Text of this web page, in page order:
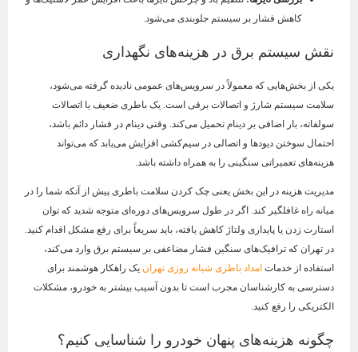
کاهش فشار بر سیستم جلوبندی می‌شود.
نقش سیستم برق در هزینه‌های نگهداری
یکی از بخش‌هایی که معمولاً در سرویس‌های عمومی نادیده گرفته می‌شود،
سلامت سیستم شارژ و اتصالات برقی است. یک باطری ضعیف یا اتصالات
سولفاته، بار اضافی بر دینام تحمیل می‌کند. وقتی دینام در فشار دائم باشد،
احتمال سوختن دیودها و اتصالی در سیم‌کشی افزایش می‌یابد که می‌تواند
هزینه‌های تعمیراتی سنگینی را به همراه داشته باشد.
مدیریت هزینه در این بخش یعنی چک کردن سلامت باطری پیش از آنکه شما را در
میانه راه غافلگیر کند. اگر در طول سرویس‌های دوره‌ای متوجه شدید که توان
استارت زدن یا پایداری ولتاژ کاهش یافته، باید سریعاً برای رفع مشکل اقدام کنید.
در تهران که ترافیک‌های سنگین فشار مضاعفی بر سیستم برق وارد می‌کند،
استفاده از خدمات امداد باطری شبانه روزی تهران یک راهکار هوشمند برای
دسترسی به کارشناسان مجرب است تا بدون آسیب بیشتر به خودرو، مشکلات
الکتریکی را رفع کنید.
چگونه هزینه‌های پنهان خودرو را شناسایی کنیم؟